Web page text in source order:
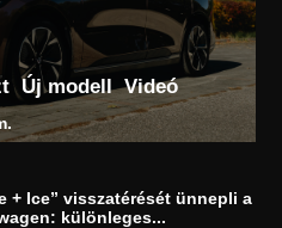
Új modell Videó
+ Ice” visszatérését ünnepli a
különleges...